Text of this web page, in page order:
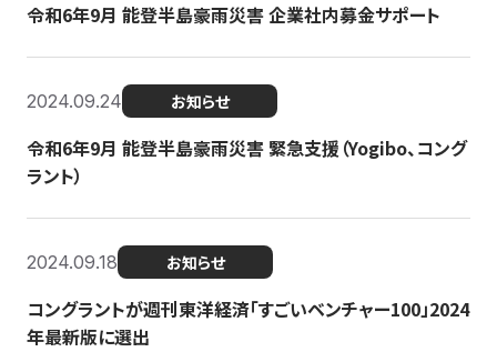
令和6年9月 能登半島豪雨災害 企業社内募金サポート
2024.09.24 お知らせ
令和6年9月 能登半島豪雨災害 緊急支援（Yogibo、コング
ラント）
2024.09.18 お知らせ
コングラントが週刊東洋経済「すごいベンチャー100」2024
年最新版に選出